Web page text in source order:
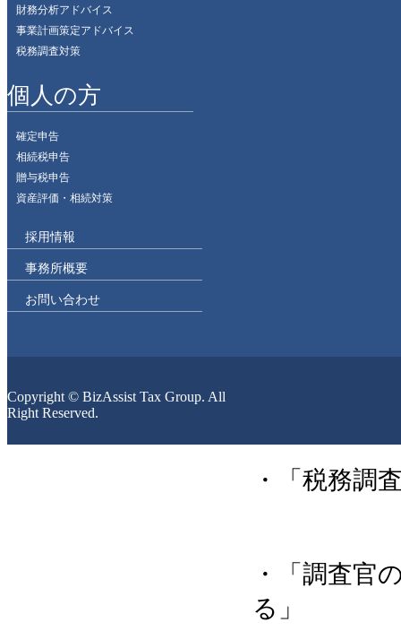
・「税務調
・「調査官
る」
財務分析アドバイス
事業計画策定アドバイス
税務調査対策
個人の方
確定申告
相続税申告
贈与税申告
資産評価・相続対策
採用情報
事務所概要
お問い合わせ
Copyright © BizAssist Tax Group. All
Right Reserved.